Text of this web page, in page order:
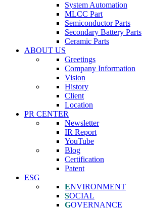
System Automation
MLCC Part
Semiconductor Parts
Secondary Battery Parts
Ceramic Parts
ABOUT US
Greetings
Company Information
Vision
History
Client
Location
PR CENTER
Newsletter
IR Report
YouTube
Blog
Certification
Patent
ESG
ENVIRONMENT
SOCIAL
GOVERNANCE